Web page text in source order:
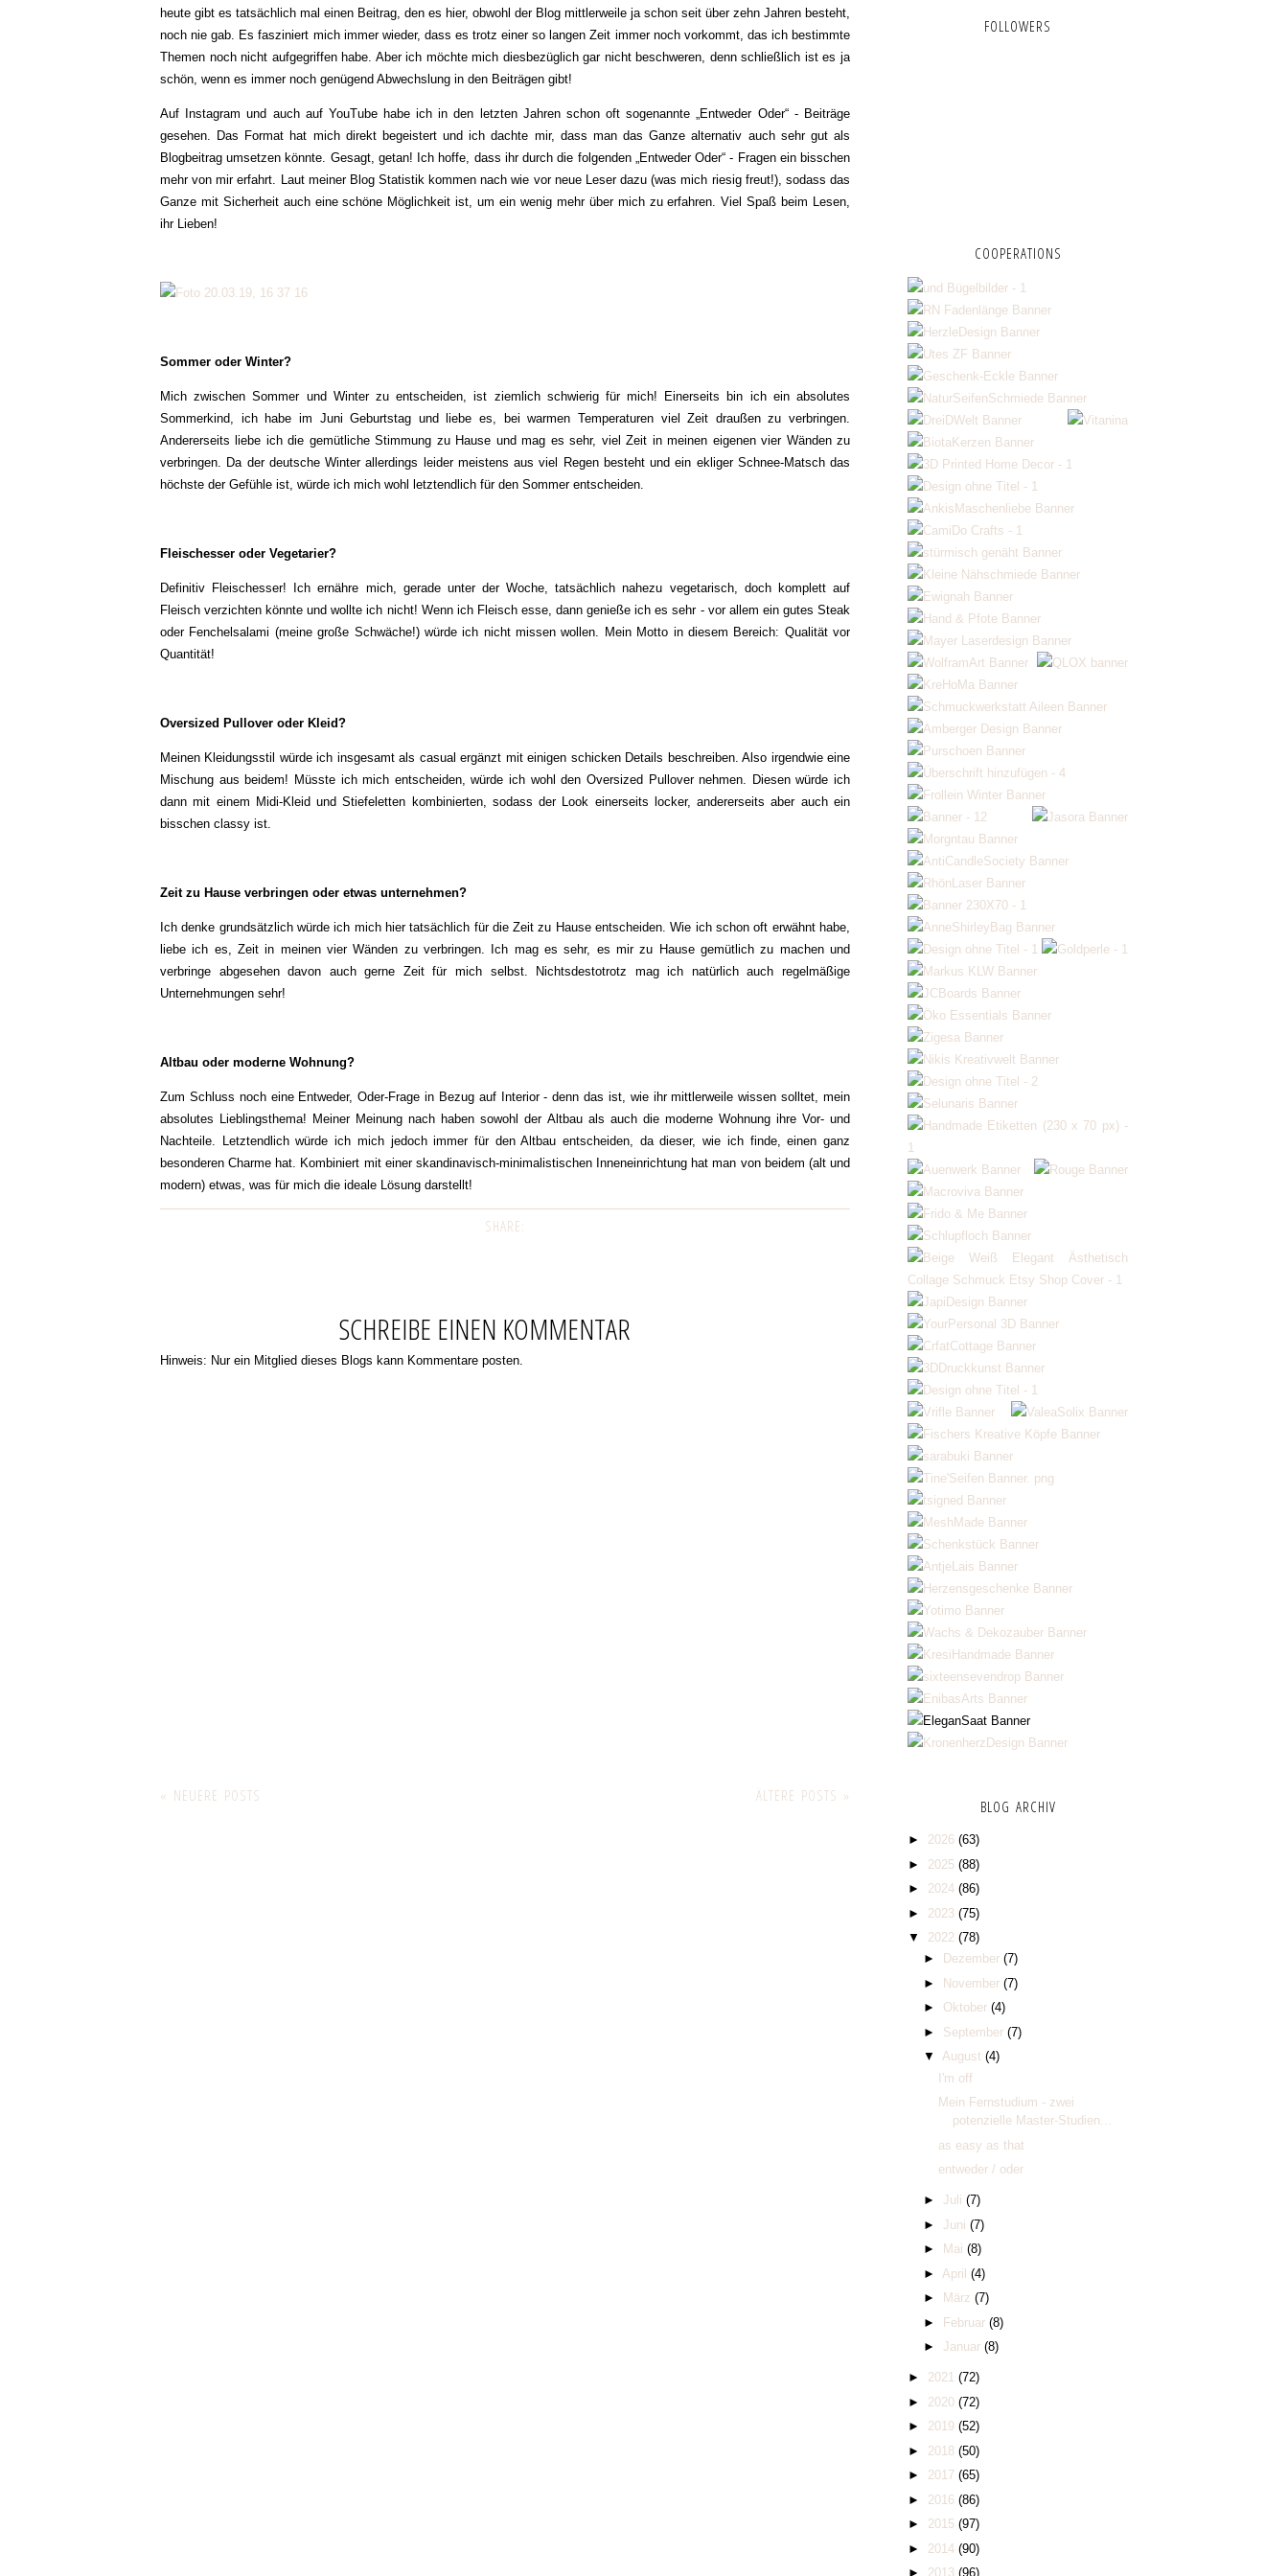
heute gibt es tatsächlich mal einen Beitrag, den es hier, obwohl der Blog mittlerweile ja schon seit über zehn Jahren besteht,
noch nie gab. Es fasziniert mich immer wieder, dass es trotz einer so langen Zeit immer noch vorkommt, das ich bestimmte
Themen noch nicht aufgegriffen habe. Aber ich möchte mich diesbezüglich gar nicht beschweren, denn schließlich ist es ja
schön, wenn es immer noch genügend Abwechslung in den Beiträgen gibt!
Auf Instagram und auch auf YouTube habe ich in den letzten Jahren schon oft sogenannte „Entweder Oder“ - Beiträge
gesehen. Das Format hat mich direkt begeistert und ich dachte mir, dass man das Ganze alternativ auch sehr gut als
Blogbeitrag umsetzen könnte. Gesagt, getan! Ich hoffe, dass ihr durch die folgenden „Entweder Oder“ - Fragen ein bisschen
mehr von mir erfahrt. Laut meiner Blog Statistik kommen nach wie vor neue Leser dazu (was mich riesig freut!), sodass das
Ganze mit Sicherheit auch eine schöne Möglichkeit ist, um ein wenig mehr über mich zu erfahren. Viel Spaß beim Lesen,
ihr Lieben!
Sommer oder Winter?
Mich zwischen Sommer und Winter zu entscheiden, ist ziemlich schwierig für mich! Einerseits bin ich ein absolutes
Sommerkind, ich habe im Juni Geburtstag und liebe es, bei warmen Temperaturen viel Zeit draußen zu verbringen.
Andererseits liebe ich die gemütliche Stimmung zu Hause und mag es sehr, viel Zeit in meinen eigenen vier Wänden zu
verbringen. Da der deutsche Winter allerdings leider meistens aus viel Regen besteht und ein ekliger Schnee-Matsch das
höchste der Gefühle ist, würde ich mich wohl letztendlich für den Sommer entscheiden.
Fleischesser oder Vegetarier?
Definitiv Fleischesser! Ich ernähre mich, gerade unter der Woche, tatsächlich nahezu vegetarisch, doch komplett auf
Fleisch verzichten könnte und wollte ich nicht! Wenn ich Fleisch esse, dann genieße ich es sehr - vor allem ein gutes Steak
oder Fenchelsalami (meine große Schwäche!) würde ich nicht missen wollen. Mein Motto in diesem Bereich: Qualität vor
Quantität!
Oversized Pullover oder Kleid?
Meinen Kleidungsstil würde ich insgesamt als casual ergänzt mit einigen schicken Details beschreiben. Also irgendwie eine
Mischung aus beidem! Müsste ich mich entscheiden, würde ich wohl den Oversized Pullover nehmen. Diesen würde ich
dann mit einem Midi-Kleid und Stiefeletten kombinierten, sodass der Look einerseits locker, andererseits aber auch ein
bisschen classy ist.
Zeit zu Hause verbringen oder etwas unternehmen?
Ich denke grundsätzlich würde ich mich hier tatsächlich für die Zeit zu Hause entscheiden. Wie ich schon oft erwähnt habe,
liebe ich es, Zeit in meinen vier Wänden zu verbringen. Ich mag es sehr, es mir zu Hause gemütlich zu machen und
verbringe abgesehen davon auch gerne Zeit für mich selbst. Nichtsdestotrotz mag ich natürlich auch regelmäßige
Unternehmungen sehr!
Altbau oder moderne Wohnung?
Zum Schluss noch eine Entweder, Oder-Frage in Bezug auf Interior - denn das ist, wie ihr mittlerweile wissen solltet, mein
absolutes Lieblingsthema! Meiner Meinung nach haben sowohl der Altbau als auch die moderne Wohnung ihre Vor- und
Nachteile. Letztendlich würde ich mich jedoch immer für den Altbau entscheiden, da dieser, wie ich finde, einen ganz
besonderen Charme hat. Kombiniert mit einer skandinavisch-minimalistischen Inneneinrichtung hat man von beidem (alt und
modern) etwas, was für mich die ideale Lösung darstellt!
SHARE:
SCHREIBE EINEN KOMMENTAR
Hinweis: Nur ein Mitglied dieses Blogs kann Kommentare posten.
« NEUERE POSTS ÄLTERE POSTS »
FOLLOWERS
COOPERATIONS
BLOG ARCHIV
► 2026 (63)
► 2025 (88)
► 2024 (86)
► 2023 (75)
▼ 2022 (78)
►
Dezember (7)
►
November (7)
► Oktober (4)
► September (7)
▼ August (4)
I'm off
Mein Fernstudium - zwei
potenzielle Master-Studien...
as easy as that
entweder / oder
► Juli (7)
► Juni (7)
►
Mai (8)
► April (4)
►
März (7)
► Februar (8)
► Januar (8)
► 2021 (72)
► 2020 (72)
► 2019 (52)
► 2018 (50)
► 2017 (65)
► 2016 (86)
► 2015 (97)
► 2014 (90)
► 2013 (96)